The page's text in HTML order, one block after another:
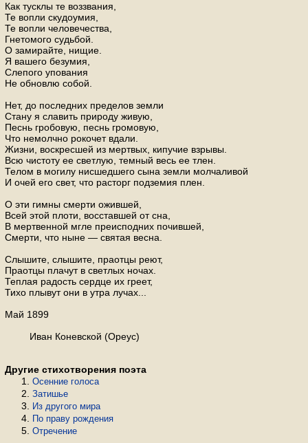
Как тусклы те воззвания,
Те вопли скудоумия,
Те вопли человечества,
Гнетомого судьбой.
О замирайте, нищие.
Я вашего безумия,
Слепого упования
Не обновлю собой.
Нет, до последних пределов земли
Стану я славить природу живую,
Песнь гробовую, песнь громовую,
Что немолчно рокочет вдали.
Жизни, воскресшей из мертвых, кипучие взрывы.
Всю чистоту ее светлую, темный весь ее тлен.
Телом в могилу нисшедшего сына земли молчаливой
И очей его свет, что расторг подземия плен.
О эти гимны смерти ожившей,
Всей этой плоти, восставшей от сна,
В мертвенной мгле преисподних почившей,
Смерти, что ныне — святая весна.
Слышите, слышите, праотцы реют,
Праотцы плачут в светлых ночах.
Теплая радость сердце их греет,
Тихо плывут они в утра лучах...
Май 1899
Иван Коневской (Ореус)
Другие стихотворения поэта
Осенние голоса
Затишье
Из другого мира
По праву рождения
Отречение